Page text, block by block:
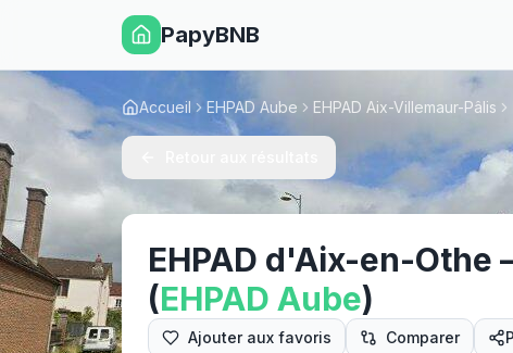
PapyBNB
Accueil EHPAD Aube EHPAD Aix-Villemaur-Pâlis
EHPAD d'Aix-en-Othe
(EHPAD Aube)
Ajouter aux favoris Comparer